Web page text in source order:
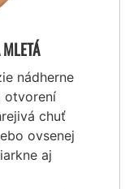
nádherne
otvorení
chuť
ovsenej
aj